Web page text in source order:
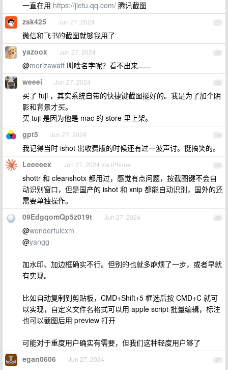
一直在用 https://jietu.qq.com/ 腾讯截图
21
zsk425 Jun 27, 2024
微信和飞书的截图就够我用了
22
yazoox Jun 27, 2024
@morizawatt 叫啥名字呢？看不出来......
23
weeei Jun 27, 2024
买了 tuji ，其实系统自带的快捷键截图挺好的。我是为了加个阴
影和背景才买。
买 tuji 是因为他是 mac 的 store 里上架。
24
gpt5 Jun 27, 2024
我记得当时 ishot 出收费版的时候还有过一波声讨。挺搞笑的。
25
Leeeeex Jun 27, 2024 via iPhone
shottr 和 cleanshotx 都用过，感觉有点问题，按截图键不会自
动识别窗口，但是国产的 ishot 和 xnip 都能自动识别，国外的还
需要单独操作。
26
09EdgqomQp5z019t Jun 27, 2024
@wonderfulcxm
@yangg
加水印、加边框确实不行。但别的也就多麻烦了一步，或者早就
有实现。
比如自动复制到剪贴板，CMD+Shift+5 框选后按 CMD+C 就可
以实现，自定义文件名格式可以用 apple script 批量编辑，标注
也可以截图后用 preview 打开
可能对于重度用户确实有需要，但我们这种轻度用户够了
27
egan0606 Jun 27, 2024